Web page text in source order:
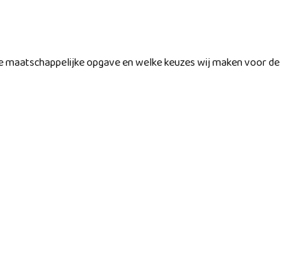
opgave en welke keuzes wij maken voor de